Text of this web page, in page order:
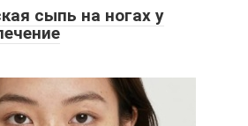
сыпь на ногах у